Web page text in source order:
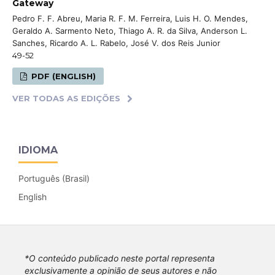
Gateway
Pedro F. F. Abreu, Maria R. F. M. Ferreira, Luis H. O. Mendes,
Geraldo A. Sarmento Neto, Thiago A. R. da Silva, Anderson L.
Sanches, Ricardo A. L. Rabelo, José V. dos Reis Junior
49-52
PDF (ENGLISH)
VER TODAS AS EDIÇÕES
IDIOMA
Português (Brasil)
English
*O conteúdo publicado neste portal representa
exclusivamente a opinião de seus autores e não